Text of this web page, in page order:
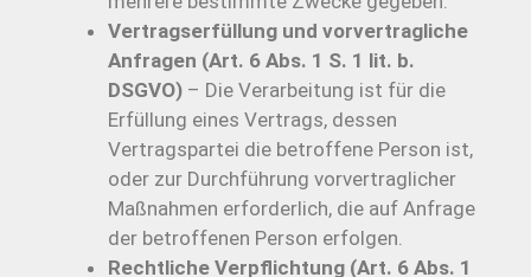
Vertragserfüllung und vorvertragliche
Anfragen (Art. 6 Abs. 1 S. 1 lit. b.
DSGVO) – Die Verarbeitung ist für die
Erfüllung eines Vertrags, dessen
Vertragspartei die betroffene Person ist,
oder zur Durchführung vorvertraglicher
Maßnahmen erforderlich, die auf Anfrage
der betroffenen Person erfolgen.
Rechtliche Verpflichtung (Art. 6 Abs. 1